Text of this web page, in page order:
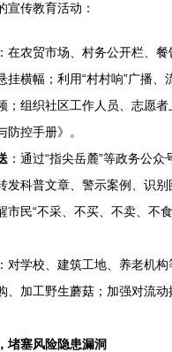
宣传教育活动：
：在农贸市场、村务公开栏、
挂横幅；利用“村村响”广播、
；组织社区工作人员、志愿
防控手册》。
：通过“指尖岳麓”等政务公
发科普文章、警示案例、识别
市民“不采、不买、不卖、不
：对学校、建筑工地、养老机
、加工野生蘑菇；加强对流动
堵塞风险隐患漏洞